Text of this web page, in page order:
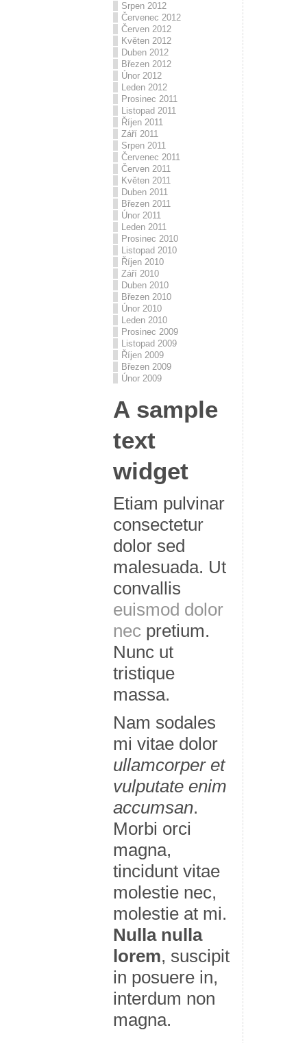
Srpen 2012
Červenec 2012
Červen 2012
Květen 2012
Duben 2012
Březen 2012
Únor 2012
Leden 2012
Prosinec 2011
Listopad 2011
Říjen 2011
Září 2011
Srpen 2011
Červenec 2011
Červen 2011
Květen 2011
Duben 2011
Březen 2011
Únor 2011
Leden 2011
Prosinec 2010
Listopad 2010
Říjen 2010
Září 2010
Duben 2010
Březen 2010
Únor 2010
Leden 2010
Prosinec 2009
Listopad 2009
Říjen 2009
Březen 2009
Únor 2009
A sample
text
widget
Etiam pulvinar
consectetur
dolor sed
malesuada. Ut
convallis
euismod dolor
nec pretium.
Nunc ut
tristique
massa.
Nam sodales
mi vitae dolor
ullamcorper et
vulputate enim
accumsan.
Morbi orci
magna,
tincidunt vitae
molestie nec,
molestie at mi.
Nulla nulla
lorem, suscipit
in posuere in,
interdum non
magna.